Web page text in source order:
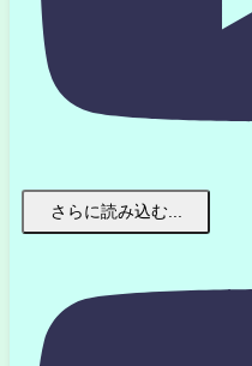
さらに読み込む...